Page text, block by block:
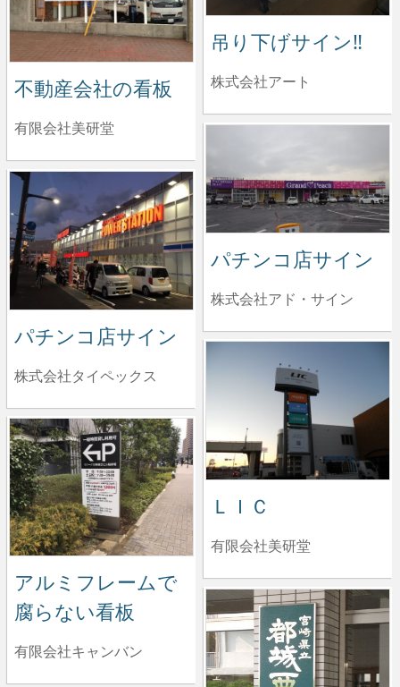
吊り下げサイン‼️
株式会社アート
不動産会社の看板
有限会社美研堂
パチンコ店サイン
株式会社アド・サイン
パチンコ店サイン
株式会社タイペックス
ＬＩＣ
有限会社美研堂
アルミフレームで
腐らない看板
有限会社キャンバン